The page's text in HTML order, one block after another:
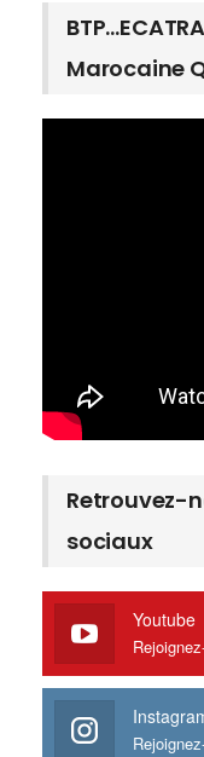
Marocaine
Retrouvez-
sociaux
Youtube